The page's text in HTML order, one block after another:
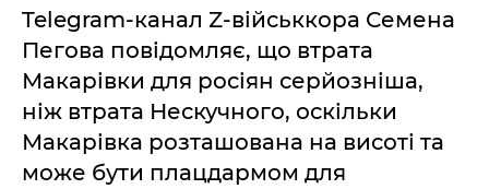
Telegram-канал Z-військкора Семена
Пегова повідомляє, що втрата
Макарівки для росіян серйозніша,
ніж втрата Нескучного, оскільки
Макарівка розташована на висоті та
може бути плацдармом для